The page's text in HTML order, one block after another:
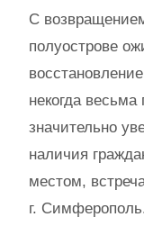
С
полуострове
некогда
значительно
наличия
местом,
г.